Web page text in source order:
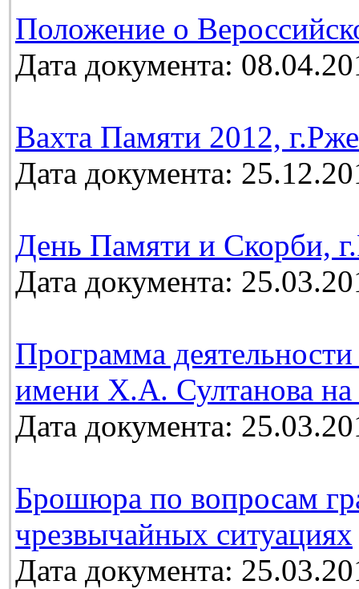
Положение о
Дата документа:
Вахта Памяти 2012,
Дата документа:
День Памяти и Скорби,
Дата документа:
Программа
имени Х.А. Султанова на
Дата документа:
Брошюра по вопросам
чрезвычайных ситуациях
Дата документа: